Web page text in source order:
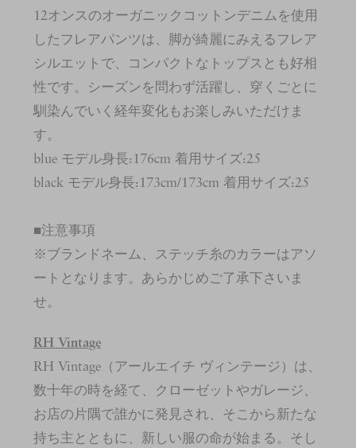
12オンスのオーガニックコットンデニムを使用
したフレアパンツは、脚が綺麗にみえるフレア
シルエットで、コンパクトなトップスとも好相
性です。シーズンを問わず活躍し、穿くごとに
馴染んでいく経年変化もお楽しみいただけま
す。
blue モデル身長:176cm 着用サイズ:25
black モデル身長:173cm/173cm 着用サイズ:25
■注意事項
※ブランドネーム、ステッチ糸のカラーはアソ
ートとなります。あらかじめご了承下さいま
せ。
RH Vintage
RH Vintage（アールエイチ ヴィンテージ）は、
数十年の時を経て、クローゼットやガレージ、
お店の片隅で誰かに発見され、そこから新たな
持ち主とともに、新しい服の命が始まる。そし